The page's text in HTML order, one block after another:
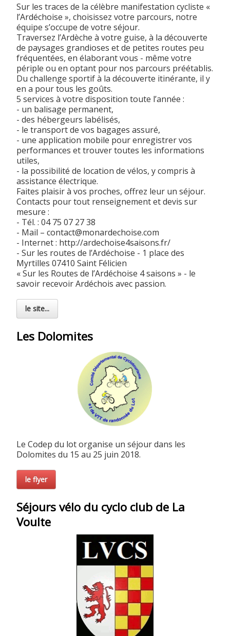
Sur les traces de la célèbre manifestation cycliste «
l’Ardéchoise », choisissez votre parcours, notre
équipe s’occupe de votre séjour.
Traversez l’Ardèche à votre guise, à la découverte
de paysages grandioses et de petites routes peu
fréquentées, en élaborant vous - même votre
périple ou en optant pour nos parcours préétablis.
Du challenge sportif à la découverte itinérante, il y
en a pour tous les goûts.
5 services à votre disposition toute l’année :
- un balisage permanent,
- des hébergeurs labélisés,
- le transport de vos bagages assuré,
- une application mobile pour enregistrer vos
performances et trouver toutes les informations
utiles,
- la possibilité de location de vélos, y compris à
assistance électrique.
Faites plaisir à vos proches, offrez leur un séjour.
Contacts pour tout renseignement et devis sur
mesure :
- Tél. : 04 75 07 27 38
- Mail – contact@monardechoise.com
- Internet : http://ardechoise4saisons.fr/
- Sur les routes de l’Ardéchoise - 1 place des
Myrtilles 07410 Saint Félicien
« Sur les Routes de l’Ardéchoise 4 saisons » - le
savoir recevoir Ardéchois avec passion.
le site...
Les Dolomites
Le Codep du lot organise un séjour dans les
Dolomites du 15 au 25 juin 2018.
le flyer
Séjours vélo du cyclo club de La
Voulte